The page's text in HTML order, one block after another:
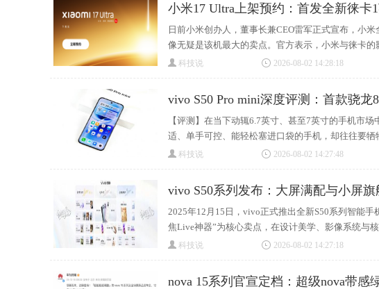
小米17 Ultra上架预约：首发全新徕卡1
日前小米创办人，董事长兼CEO雷军正式宣布，小
像无疑是该机最大的卖点。官方表示，小米与徕卡的
科技说 2026-08-02 14:28:18
vivo S50 Pro mini深度评测：首款骁
【评测】在当下动辄6.7英寸、甚至7英寸的手机市
适、单手可控、能轻松塞进口袋的手机，却往往要牺
科技说 2026-08-02 14:27:48
vivo S50系列发布：大屏满配与小屏
2025年12月15日，vivo正式推出全新S50系列智能
焦Live神器”为核心卖点，在设计美学、影像系统与
科技说 2026-08-02 14:27:18
nova 15系列官宣定档：超级nova带感